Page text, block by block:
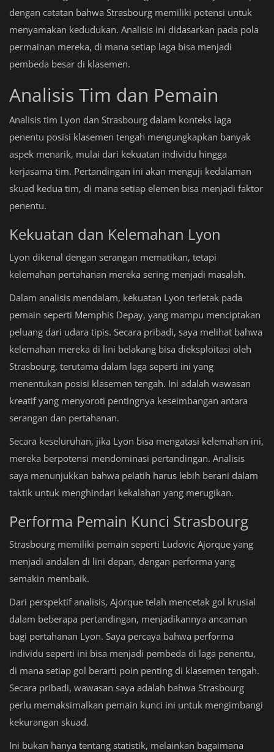
dengan catatan bahwa Strasbourg memiliki potensi untuk
menyamakan kedudukan. Analisis ini didasarkan pada pola
permainan mereka, di mana setiap laga bisa menjadi
pembeda besar di klasemen.
Analisis Tim dan Pemain
Analisis tim Lyon dan Strasbourg dalam konteks laga
penentu posisi klasemen tengah mengungkapkan banyak
aspek menarik, mulai dari kekuatan individu hingga
kerjasama tim. Pertandingan ini akan menguji kedalaman
skuad kedua tim, di mana setiap elemen bisa menjadi faktor
penentu.
Kekuatan dan Kelemahan Lyon
Lyon dikenal dengan serangan mematikan, tetapi
kelemahan pertahanan mereka sering menjadi masalah.
Dalam analisis mendalam, kekuatan Lyon terletak pada
pemain seperti Memphis Depay, yang mampu menciptakan
peluang dari udara tipis. Secara pribadi, saya melihat bahwa
kelemahan mereka di lini belakang bisa dieksploitasi oleh
Strasbourg, terutama dalam laga seperti ini yang
menentukan posisi klasemen tengah. Ini adalah wawasan
kreatif yang menyoroti pentingnya keseimbangan antara
serangan dan pertahanan.
Secara keseluruhan, jika Lyon bisa mengatasi kelemahan ini,
mereka berpotensi mendominasi pertandingan. Analisis
saya menunjukkan bahwa pelatih harus lebih berani dalam
taktik untuk menghindari kekalahan yang merugikan.
Performa Pemain Kunci Strasbourg
Strasbourg memiliki pemain seperti Ludovic Ajorque yang
menjadi andalan di lini depan, dengan performa yang
semakin membaik.
Dari perspektif analisis, Ajorque telah mencetak gol krusial
dalam beberapa pertandingan, menjadikannya ancaman
bagi pertahanan Lyon. Saya percaya bahwa performa
individu seperti ini bisa menjadi pembeda di laga penentu,
di mana setiap gol berarti poin penting di klasemen tengah.
Secara pribadi, wawasan saya adalah bahwa Strasbourg
perlu memaksimalkan pemain kunci ini untuk mengimbangi
kekurangan skuad.
Ini bukan hanya tentang statistik, melainkan bagaimana